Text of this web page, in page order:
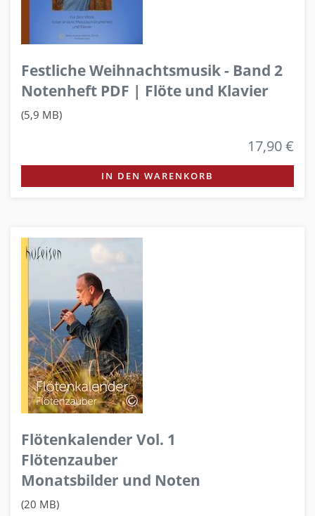
Festliche Weihnachtsmusik - Band 2
Notenheft PDF | Flöte und Klavier
(5,9 MB)
17,90 €
IN DEN WARENKORB
Flötenkalender Vol. 1
Flötenzauber
Monatsbilder und Noten
(20 MB)